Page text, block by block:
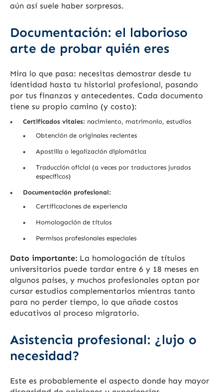
aún así suele haber sorpresas.
Documentación: el laborioso
arte de probar quién eres
Mira lo que pasa: necesitas demostrar desde tu
identidad hasta tu historial profesional, pasando
por tus finanzas y antecedentes. Cada documento
tiene su propio camino (y costo):
Certificados vitales: nacimiento, matrimonio, estudios
Obtención de originales recientes
Apostilla o legalización diplomática
Traducción oficial (a veces por traductores jurados
específicos)
Documentación profesional:
Certificaciones de experiencia
Homologación de títulos
Permisos profesionales especiales
Dato importante: La homologación de títulos
universitarios puede tardar entre 6 y 18 meses en
algunos países, y muchos profesionales optan por
cursar estudios complementarios mientras tanto
para no perder tiempo, lo que añade costos
educativos al proceso migratorio.
Asistencia profesional: ¿lujo o
necesidad?
Este es probablemente el aspecto donde hay mayor